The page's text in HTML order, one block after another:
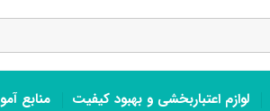
لوازم اعتباربخشی و بهبود کیفیت منابع